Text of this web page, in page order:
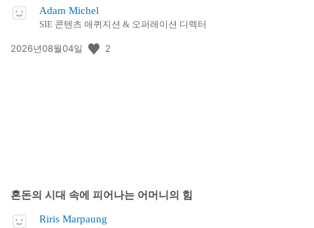
Adam Michel
SIE 콘텐츠 애퀴지션 & 오퍼레이션 디렉터
공
2026년08월04일 2
혼돈의 시대 속에 피어나는 어머니의 힘
Riris Marpaung